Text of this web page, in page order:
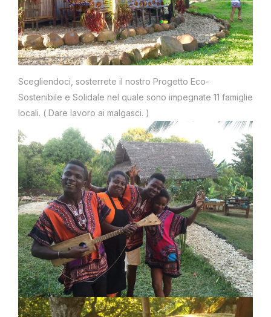
Scegliendoci, sosterrete il nostro Progetto Eco-
Sostenibile e Solidale nel quale sono impegnate 11 famiglie
locali. ( Dare lavoro ai malgasci. )